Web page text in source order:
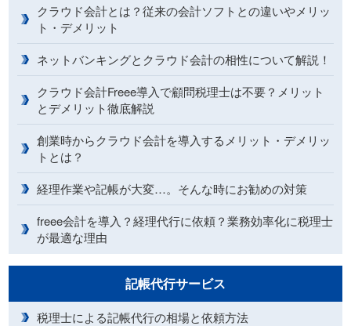
クラウド会計とは？従来の会計ソフトとの違いやメリッ
ト・デメリット
ネットバンキングとクラウド会計の相性について解説！
クラウド会計Freee導入で顧問税理士は不要？メリット
とデメリット徹底解説
創業時からクラウド会計を導入するメリット・デメリッ
トとは？
経理作業や記帳が大変…。そんな時にお勧めの対策
freee会計を導入？経理代行に依頼？業務効率化に税理士
が最適な理由
記帳代行サービス
税理士による記帳代行の相場と依頼方法